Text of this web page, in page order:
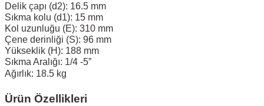
Delik çapı (d2): 16.5 mm
Sıkma kolu (d1): 15 mm
Kol uzunluğu (E): 310 mm
Çene derinliği (S): 96 mm
Yükseklik (H): 188 mm
Sıkma Aralığı: 1/4 -5”
Ağırlık: 18.5 kg
Ürün Özellikleri